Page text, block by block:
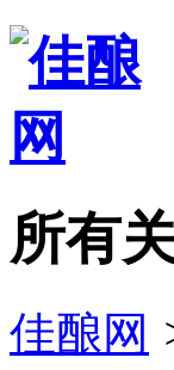
所有
佳酿网